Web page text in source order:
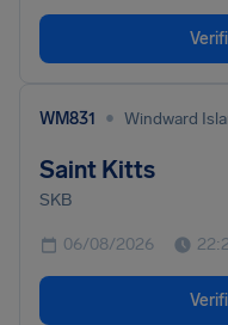
WM831 •
Saint Kitts
SKB
06/08/2026